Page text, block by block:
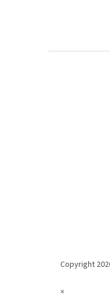
Copyright
×